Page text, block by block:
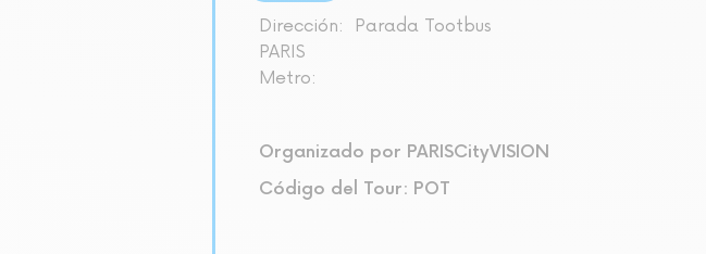
Dirección:
Parada Tootbus
PARIS
Metro:
Organizado por PARISCityVISION
Código del Tour: POT